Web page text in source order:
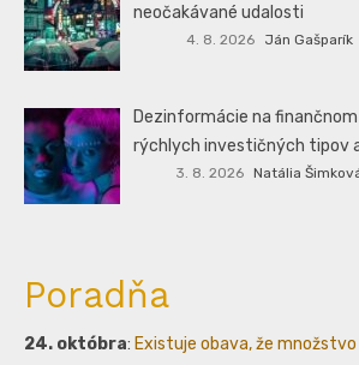
neočakávané udalosti
4. 8. 2026 Ján Gašparík
Dezinformácie na
rýchlych investičných tipov
3. 8. 2026 Natália
Poradňa
24. októbra: Existuje obava, že